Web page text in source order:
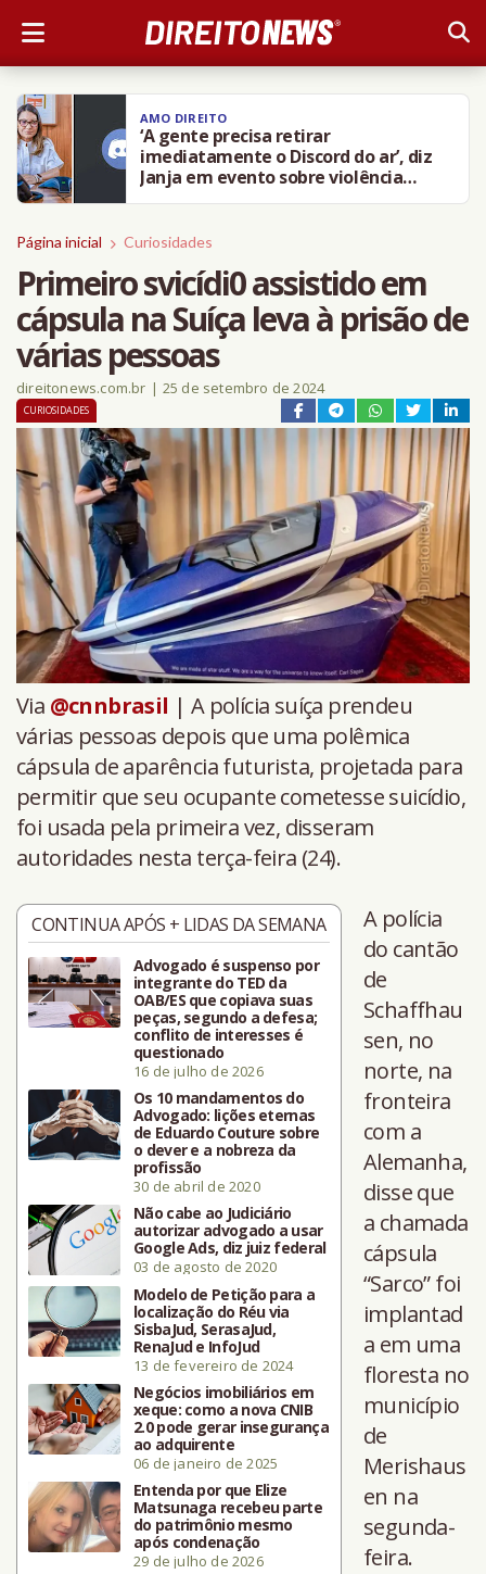
AMO DIREITO
‘A gente precisa retirar
imediatamente o Discord do ar’, diz
Janja em evento sobre violência
contra crianças
Página inicial Curiosidades
Primeiro svicídi0 assistido em
cápsula na Suíça leva à prisão de
várias pessoas
direitonews.com.br | 25 de setembro de 2024
CURIOSIDADES
Via @cnnbrasil | A polícia suíça prendeu
várias pessoas depois que uma polêmica
cápsula de aparência futurista, projetada para
permitir que seu ocupante cometesse suicídio,
foi usada pela primeira vez, disseram
autoridades nesta terça-feira (24).
CONTINUA APÓS + LIDAS DA SEMANA
Advogado é suspenso por
integrante do TED da
OAB/ES que copiava suas
peças, segundo a defesa;
conflito de interesses é
questionado
16 de julho de 2026
Os 10 mandamentos do
Advogado: lições eternas
de Eduardo Couture sobre
o dever e a nobreza da
profissão
30 de abril de 2020
Não cabe ao Judiciário
autorizar advogado a usar
Google Ads, diz juiz federal
03 de agosto de 2020
Modelo de Petição para a
localização do Réu via
SisbaJud, SerasaJud,
RenaJud e InfoJud
13 de fevereiro de 2024
Negócios imobiliários em
xeque: como a nova CNIB
2.0 pode gerar insegurança
ao adquirente
06 de janeiro de 2025
Entenda por que Elize
Matsunaga recebeu parte
do patrimônio mesmo
após condenação
29 de julho de 2026
A polícia
do cantão
de
Schaffhau
sen, no
norte, na
fronteira
com a
Alemanha,
disse que
a chamada
cápsula
“Sarco” foi
implantad
a em uma
floresta no
município
de
Merishaus
en na
segunda-
feira.